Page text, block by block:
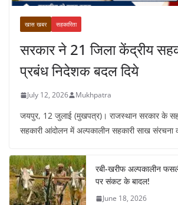
खास खबर सहकारिता
सरकार ने 21 जिला केंद्रीय
प्रबंध निदेशक बदल दिये
July 12, 2026 Mukhpatra
जयपुर, 12 जुलाई (मुखपत्र)। राजस्थान सरकार के
सहकारी आंदोलन में अल्पकालीन सहकारी साख संरचना
रबी-खरीफ अल्पकालीन
पर संकट के बादल!
June 18, 2026